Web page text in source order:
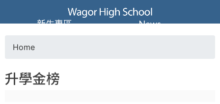
Jump to navigation
葳
格
高
o
Home
升學金榜
新生專區 News